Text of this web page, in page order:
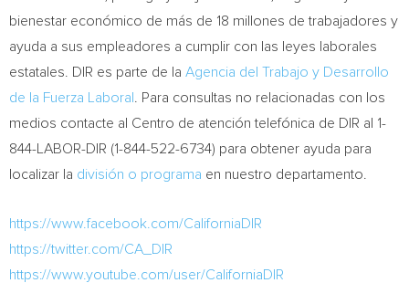
bienestar económico de más de 18 millones de trabajadores y
ayuda a sus empleadores a cumplir con las leyes laborales
estatales. DIR es parte de la Agencia del Trabajo y Desarrollo
de la Fuerza Laboral
. Para consultas no relacionadas con los
medios contacte al Centro de atención telefónica de DIR al 1-
844-LABOR-DIR (1-844-522-6734) para obtener ayuda para
localizar la división o programa en nuestro departamento.
https://www.facebook.com/CaliforniaDIR
https://twitter.com/CA_DIR
https://www.youtube.com/user/CaliforniaDIR